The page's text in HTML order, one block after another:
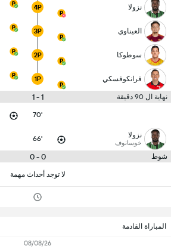
نزولا 4P
العيناوي 3P
سوطوكا 2P
فرانكوفسكي 1P
نهاية ال 90 دقيقة 1 - 1
70'
نزولا
خوسانوف 66'
شوط 0 - 0
لا توجد أحداث مهمة
المباراة القادمة
08/08/26